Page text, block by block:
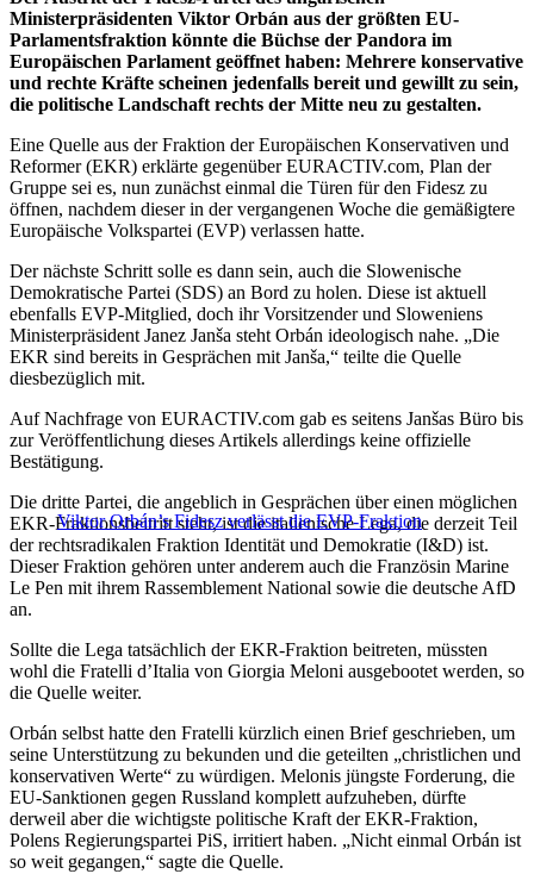
Ministerpräsidenten Viktor Orbán aus der größten EU-
Parlamentsfraktion könnte die Büchse der Pandora im
Europäischen Parlament geöffnet haben: Mehrere konservative
und rechte Kräfte scheinen jedenfalls bereit und gewillt zu sein,
die politische Landschaft rechts der Mitte neu zu gestalten.
Eine Quelle aus der Fraktion der Europäischen Konservativen und
Reformer (EKR) erklärte gegenüber EURACTIV.com, Plan der
Gruppe sei es, nun zunächst einmal die Türen für den Fidesz zu
öffnen, nachdem dieser in der vergangenen Woche die gemäßigtere
Europäische Volkspartei (EVP) verlassen hatte.
Der nächste Schritt solle es dann sein, auch die Slowenische
Demokratische Partei (SDS) an Bord zu holen. Diese ist aktuell
ebenfalls EVP-Mitglied, doch ihr Vorsitzender und Sloweniens
Ministerpräsident Janez Janša steht Orbán ideologisch nahe. „Die
EKR sind bereits in Gesprächen mit Janša,“ teilte die Quelle
diesbezüglich mit.
Auf Nachfrage von EURACTIV.com gab es seitens Janšas Büro bis
zur Veröffentlichung dieses Artikels allerdings keine offizielle
Bestätigung.
Viktor Orbán’s Fidesz verlässt die EVP-Fraktion
Die dritte Partei, die angeblich in Gesprächen über einen möglichen
EKR-Fraktionsbeitritt steht, ist die italienische Lega, die derzeit Teil
der rechtsradikalen Fraktion Identität und Demokratie (I&D) ist.
Dieser Fraktion gehören unter anderem auch die Französin Marine
Le Pen mit ihrem Rassemblement National sowie die deutsche AfD
an.
Sollte die Lega tatsächlich der EKR-Fraktion beitreten, müssten
wohl die Fratelli d’Italia von Giorgia Meloni ausgebootet werden, so
die Quelle weiter.
Orbán selbst hatte den Fratelli kürzlich einen Brief geschrieben, um
seine Unterstützung zu bekunden und die geteilten „christlichen und
konservativen Werte“ zu würdigen. Melonis jüngste Forderung, die
EU-Sanktionen gegen Russland komplett aufzuheben, dürfte
derweil aber die wichtigste politische Kraft der EKR-Fraktion,
Polens Regierungspartei PiS, irritiert haben. „Nicht einmal Orbán ist
so weit gegangen,“ sagte die Quelle.